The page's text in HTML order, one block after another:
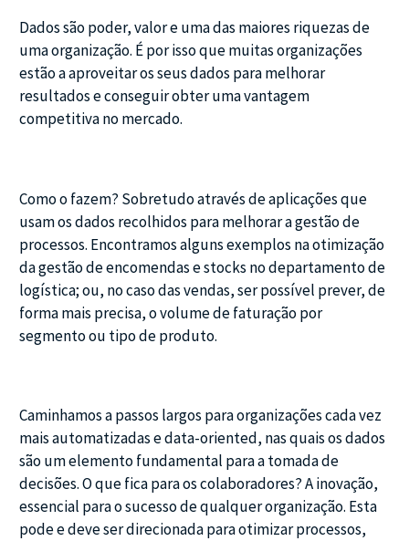
Dados são poder, valor e uma das maiores riquezas de
uma organização. É por isso que muitas organizações
estão a aproveitar os seus dados para melhorar
resultados e conseguir obter uma vantagem
competitiva no mercado.
Como o fazem? Sobretudo através de aplicações que
usam os dados recolhidos para melhorar a gestão de
processos. Encontramos alguns exemplos na otimização
da gestão de encomendas e stocks no departamento de
logística; ou, no caso das vendas, ser possível prever, de
forma mais precisa, o volume de faturação por
segmento ou tipo de produto.
Caminhamos a passos largos para organizações cada vez
mais automatizadas e data-oriented, nas quais os dados
são um elemento fundamental para a tomada de
decisões. O que fica para os colaboradores? A inovação,
essencial para o sucesso de qualquer organização. Esta
pode e deve ser direcionada para otimizar processos,